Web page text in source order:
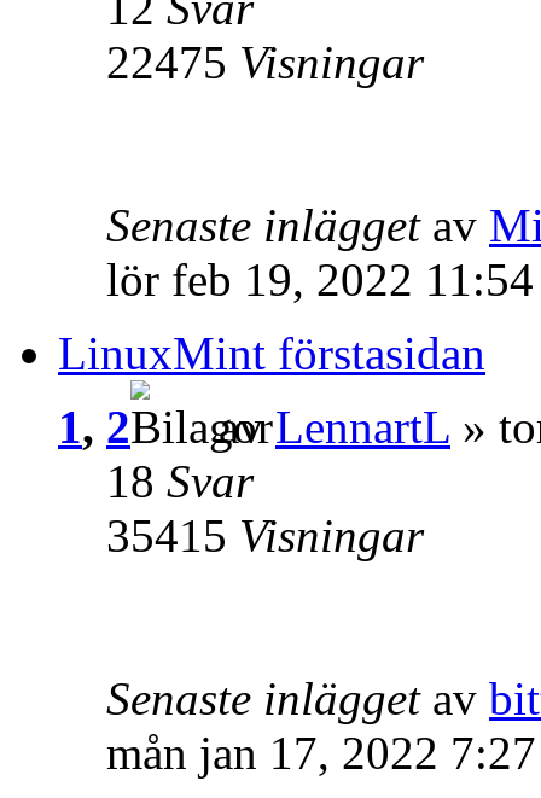
22475 Visningar
Senaste inlägget av
lör feb 19, 2022 11:54
LinuxMint förstasidan
1, 2 avLennartL »
18 Svar
35415 Visningar
Senaste inlägget av
mån jan 17, 2022